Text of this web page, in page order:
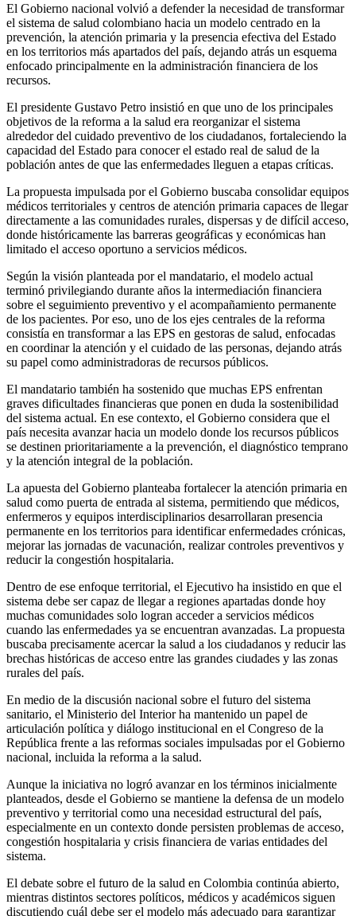
El Gobierno nacional volvió a defender la necesidad de transformar
el sistema de salud colombiano hacia un modelo centrado en la
prevención, la atención primaria y la presencia efectiva del Estado
en los territorios más apartados del país, dejando atrás un esquema
enfocado principalmente en la administración financiera de los
recursos.
El presidente Gustavo Petro insistió en que uno de los principales
objetivos de la reforma a la salud era reorganizar el sistema
alrededor del cuidado preventivo de los ciudadanos, fortaleciendo la
capacidad del Estado para conocer el estado real de salud de la
población antes de que las enfermedades lleguen a etapas críticas.
La propuesta impulsada por el Gobierno buscaba consolidar equipos
médicos territoriales y centros de atención primaria capaces de llegar
directamente a las comunidades rurales, dispersas y de difícil acceso,
donde históricamente las barreras geográficas y económicas han
limitado el acceso oportuno a servicios médicos.
Según la visión planteada por el mandatario, el modelo actual
terminó privilegiando durante años la intermediación financiera
sobre el seguimiento preventivo y el acompañamiento permanente
de los pacientes. Por eso, uno de los ejes centrales de la reforma
consistía en transformar a las EPS en gestoras de salud, enfocadas
en coordinar la atención y el cuidado de las personas, dejando atrás
su papel como administradoras de recursos públicos.
El mandatario también ha sostenido que muchas EPS enfrentan
graves dificultades financieras que ponen en duda la sostenibilidad
del sistema actual. En ese contexto, el Gobierno considera que el
país necesita avanzar hacia un modelo donde los recursos públicos
se destinen prioritariamente a la prevención, el diagnóstico temprano
y la atención integral de la población.
La apuesta del Gobierno planteaba fortalecer la atención primaria en
salud como puerta de entrada al sistema, permitiendo que médicos,
enfermeros y equipos interdisciplinarios desarrollaran presencia
permanente en los territorios para identificar enfermedades crónicas,
mejorar las jornadas de vacunación, realizar controles preventivos y
reducir la congestión hospitalaria.
Dentro de ese enfoque territorial, el Ejecutivo ha insistido en que el
sistema debe ser capaz de llegar a regiones apartadas donde hoy
muchas comunidades solo logran acceder a servicios médicos
cuando las enfermedades ya se encuentran avanzadas. La propuesta
buscaba precisamente acercar la salud a los ciudadanos y reducir las
brechas históricas de acceso entre las grandes ciudades y las zonas
rurales del país.
En medio de la discusión nacional sobre el futuro del sistema
sanitario, el Ministerio del Interior ha mantenido un papel de
articulación política y diálogo institucional en el Congreso de la
República frente a las reformas sociales impulsadas por el Gobierno
nacional, incluida la reforma a la salud.
Aunque la iniciativa no logró avanzar en los términos inicialmente
planteados, desde el Gobierno se mantiene la defensa de un modelo
preventivo y territorial como una necesidad estructural del país,
especialmente en un contexto donde persisten problemas de acceso,
congestión hospitalaria y crisis financiera de varias entidades del
sistema.
El debate sobre el futuro de la salud en Colombia continúa abierto,
mientras distintos sectores políticos, médicos y académicos siguen
discutiendo cuál debe ser el modelo más adecuado para garantizar